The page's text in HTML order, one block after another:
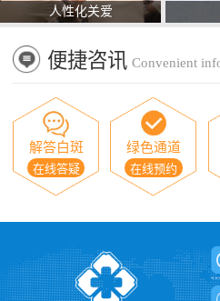
人性化关爱
便捷咨讯 Convenient
解答白斑
在线答疑
绿色通道
在线预约